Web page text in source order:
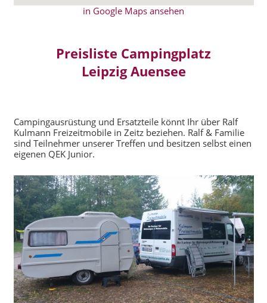
in Google Maps ansehen
Preisliste Campingplatz
Leipzig Auensee
Campingausrüstung und Ersatzteile könnt Ihr über Ralf
Kulmann Freizeitmobile in Zeitz beziehen. Ralf & Familie
sind Teilnehmer unserer Treffen und besitzen selbst einen
eigenen QEK Junior.